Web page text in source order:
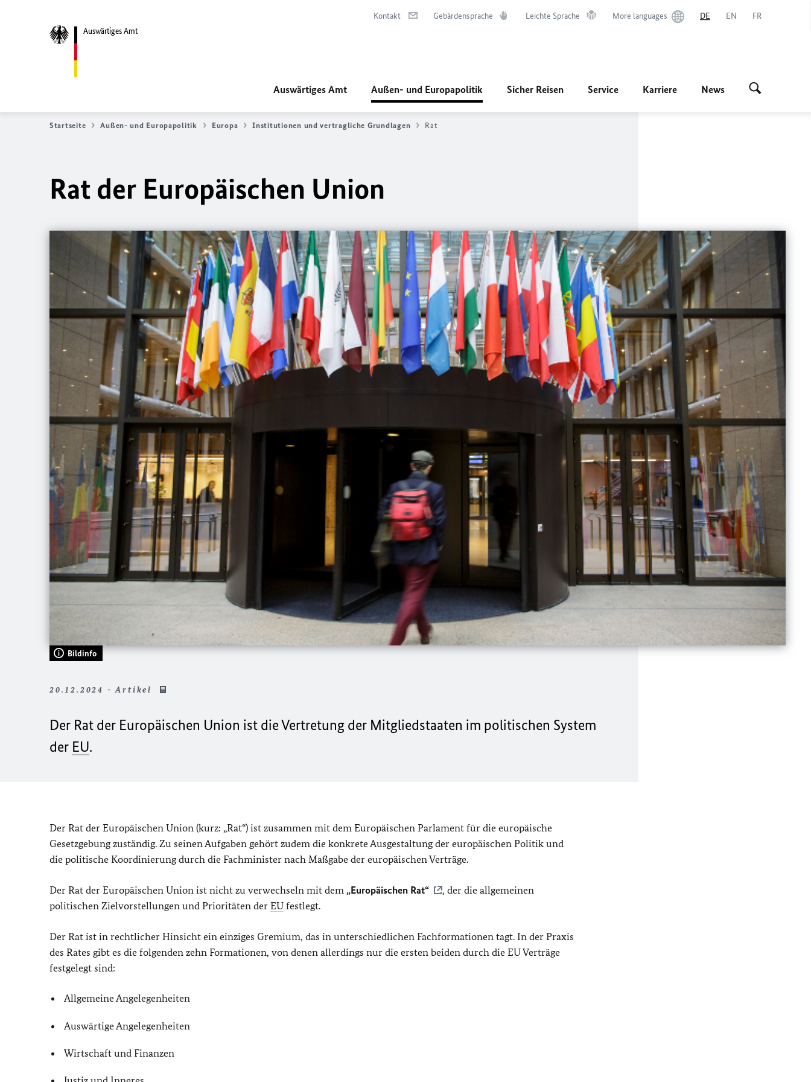
Auswärtiges Amt
Kontakt Gebärdensprache Leichte Sprache More languages DE EN FR
Auswärtiges Amt Außen- und Europapolitik Sicher Reisen Service Karriere News
Startseite Außen- und Europapolitik Europa Institutionen und vertragliche Grundlagen Rat
Rat der Europäischen Union
Bildinfo
20.12.2024 - Artikel
Der Rat der Europäischen Union ist die Vertretung der Mitgliedstaaten im politischen System
der EU.
Der Rat der Europäischen Union (kurz: „Rat“) ist zusammen mit dem Europäischen Parlament für die europäische
Gesetzgebung zuständig. Zu seinen Aufgaben gehört zudem die konkrete Ausgestaltung der europäischen Politik und
die politische Koordinierung durch die Fachminister nach Maßgabe der europäischen Verträge.
Der Rat der Europäischen Union ist nicht zu verwechseln mit dem „Europäischen Rat“
, der die allgemeinen
politischen Zielvorstellungen und Prioritäten der EU festlegt.
Der Rat ist in rechtlicher Hinsicht ein einziges Gremium, das in unterschiedlichen Fachformationen tagt. In der Praxis
des Rates gibt es die folgenden zehn Formationen, von denen allerdings nur die ersten beiden durch die EUVerträge
festgelegt sind:
Allgemeine Angelegenheiten
Auswärtige Angelegenheiten
Wirtschaft und Finanzen